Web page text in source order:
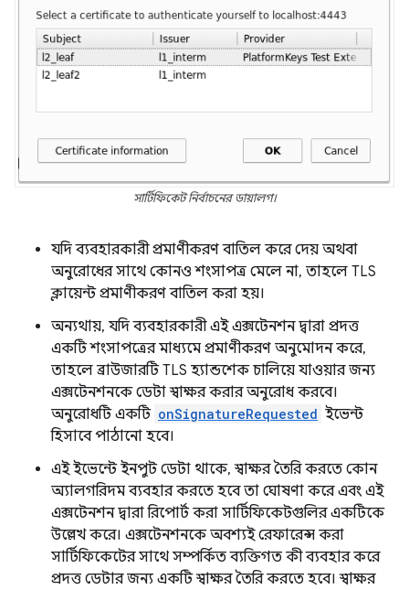
সার্টিফিকেট নির্বাচনের ডায়ালগ।
যদি ব্যবহারকারী প্রমাণীকরণ বাতিল করে দেয় অথবা
অনুরোধের সাথে কোনও শংসাপত্র মেলে না, তাহলে TLS
ক্লায়েন্ট প্রমাণীকরণ বাতিল করা হয়।
অন্যথায়, যদি ব্যবহারকারী এই এক্সটেনশন দ্বারা প্রদত্ত
একটি শংসাপত্রের মাধ্যমে প্রমাণীকরণ অনুমোদন করে,
তাহলে ব্রাউজারটি TLS হ্যান্ডশেক চালিয়ে যাওয়ার জন্য
এক্সটেনশনকে ডেটা স্বাক্ষর করার অনুরোধ করবে।
অনুরোধটি একটি onSignatureRequested ইভেন্ট
হিসাবে পাঠানো হবে।
এই ইভেন্টে ইনপুট ডেটা থাকে, স্বাক্ষর তৈরি করতে কোন
অ্যালগরিদম ব্যবহার করতে হবে তা ঘোষণা করে এবং এই
এক্সটেনশন দ্বারা রিপোর্ট করা সার্টিফিকেটগুলির একটিকে
উল্লেখ করে। এক্সটেনশনকে অবশ্যই রেফারেন্স করা
সার্টিফিকেটের সাথে সম্পর্কিত ব্যক্তিগত কী ব্যবহার করে
প্রদত্ত ডেটার জন্য একটি স্বাক্ষর তৈরি করতে হবে। স্বাক্ষর